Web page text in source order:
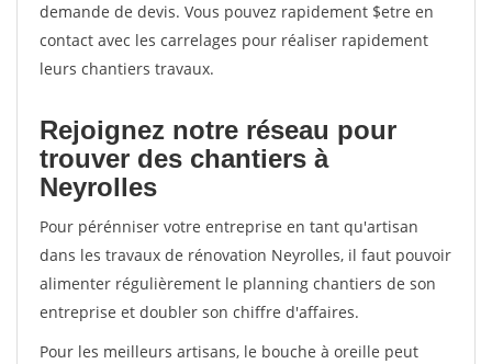
demande de devis. Vous pouvez rapidement $etre en
contact avec les carrelages pour réaliser rapidement
leurs chantiers travaux.
Rejoignez notre réseau pour
trouver des chantiers à
Neyrolles
Pour pérénniser votre entreprise en tant qu'artisan
dans les travaux de rénovation Neyrolles, il faut pouvoir
alimenter régulièrement le planning chantiers de son
entreprise et doubler son chiffre d'affaires.
Pour les meilleurs artisans, le bouche à oreille peut